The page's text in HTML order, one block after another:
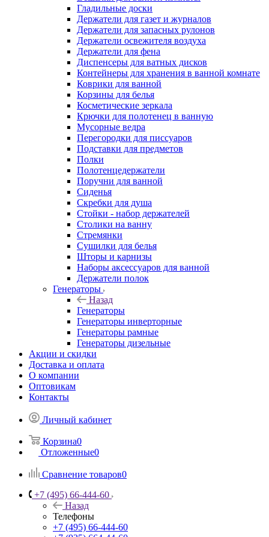
Гладильные доски
Держатели для газет и журналов
Держатели для запасных рулонов
Держатели освежителя воздуха
Держатели для фена
Диспенсеры для ватных дисков
Контейнеры для хранения в ванной комнате
Коврики для ванной
Корзины для белья
Косметические зеркала
Крючки для полотенец в ванную
Мусорные ведра
Перегородки для писсуаров
Подставки для предметов
Полки
Полотенцедержатели
Поручни для ванной
Сиденья
Скребки для душа
Стойки - набор держателей
Столики на ванну
Стремянки
Сушилки для белья
Шторы и карнизы
Наборы аксессуаров для ванной
Держатели полок
Генераторы
Назад
Генераторы
Генераторы инверторные
Генераторы рамные
Генераторы дизельные
Акции и скидки
Доставка и оплата
О компании
Оптовикам
Контакты
Личный кабинет
Корзина0
Отложенные0
Сравнение товаров0
+7 (495) 66-444-60
Назад
Телефоны
+7 (495) 66-444-60